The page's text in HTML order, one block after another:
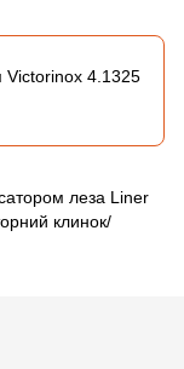
Victorinox 4.1325
леза Liner
клинок/